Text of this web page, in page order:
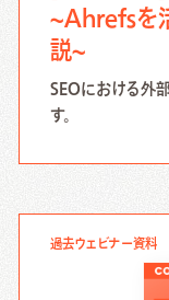
~Ahrefsを
説~
SEOにおける外
す。
過去ウェビナー資料